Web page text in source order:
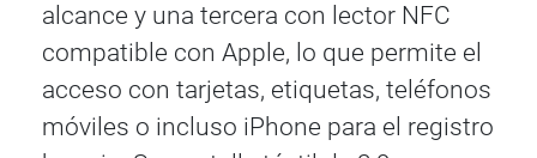
alcance y una tercera con lector NFC
compatible con Apple, lo que permite el
acceso con tarjetas, etiquetas, teléfonos
móviles o incluso iPhone para el registro